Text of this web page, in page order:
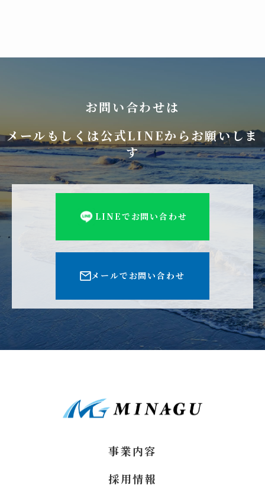
お問い合わせは
メールもしくは公式LINEからお願いしま
す
LINEでお問い合わせ
メールでお問い合わせ
事業内容
採用情報